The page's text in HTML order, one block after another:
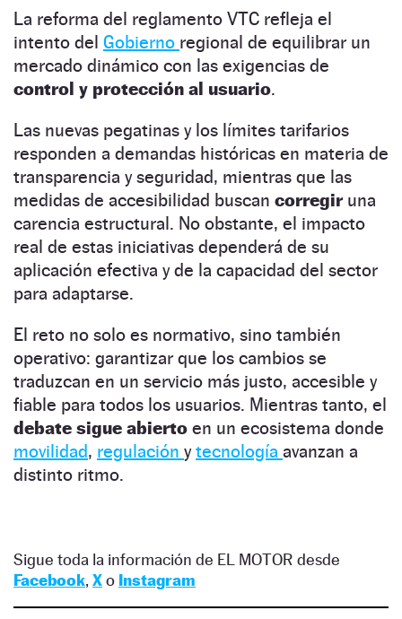
La reforma del reglamento VTC refleja el
intento del Gobierno regional de equilibrar un
mercado dinámico con las exigencias de
control y protección al usuario.
Las nuevas pegatinas y los límites tarifarios
responden a demandas históricas en materia de
transparencia y seguridad, mientras que las
medidas de accesibilidad buscan corregiruna
carencia estructural. No obstante, el impacto
real de estas iniciativas dependerá de su
aplicación efectiva y de la capacidad del sector
para adaptarse.
El reto no solo es normativo, sino también
operativo: garantizar que los cambios se
traduzcan en un servicio más justo, accesible y
fiable para todos los usuarios. Mientras tanto, el
debate sigue abierto en un ecosistema donde
movilidad, regulación ytecnología avanzan a
distinto ritmo.
Sigue toda la información de EL MOTOR desde
Facebook, Xo Instagram